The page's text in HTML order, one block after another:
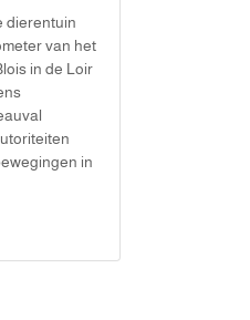
dierentuin
van het
in de Loir
in